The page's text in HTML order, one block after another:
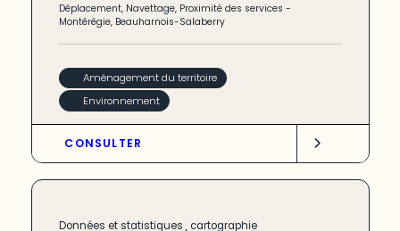
Déplacement, Navettage, Proximité des services -
Montérégie, Beauharnois-Salaberry
Aménagement du territoire
Environnement
CONSULTER
Données et statistiques, cartographie